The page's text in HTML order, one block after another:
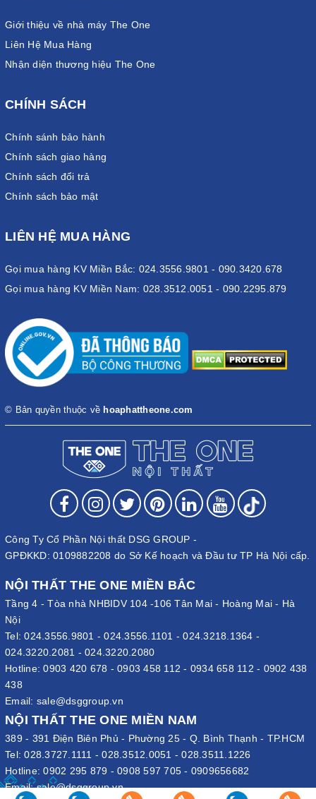
Giới thiệu về nhà máy The One
Liên Hệ Mua Hàng
Nhận diện thương hiệu The One
CHÍNH SÁCH
Chính sánh bảo hành
Chính sách giao hàng
Chính sách đổi trả
Chính sách bảo mật
LIÊN HỆ MUA HÀNG
Gọi mua hàng KV Miền Bắc: 024.3556.9801 - 090.3420.678
Gọi mua hàng KV Miền Nam: 028.3512.0051 - 090.2295.879
© Bản quyền thuộc về hoaphattheone.com
Công Ty Cổ Phần Nội thất DSG GROUP -
GPĐKKD: 0109882208 do Sở Kế hoạch và Đầu tư TP Hà Nội cấp.
NỘI THẤT THE ONE MIỀN BẮC
Tầng 4 - Tòa nhà NHBIDV 104 -106 Tân Mai - Hoàng Mai - Hà
Nội
Tel:024.3556.9801 -024.3556.1101 -024.3218.1364 -
024.3220.2081 - 024.3220.2080
Hotline:0903 420 678 - 0903 458 112 - 0934 658 112 - 0902 438
438
Email: sale@dsggroup.vn
NỘI THẤT THE ONE MIỀN NAM
389 - 391 Điện Biên Phủ - Phường 25 - Q. Bình Thạnh - TP.HCM
Tel:028.3727.1111 -028.3512.0051 -028.3511.1226
Hotline:0902 295 879 - 0908 597 705 - 0909656682
Email:sale@dsggroup.vn